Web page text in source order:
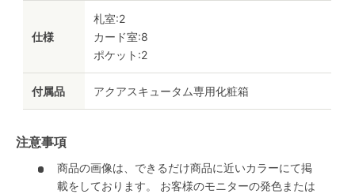
仕様
札室:2
カード室:8
ポケット:2
付属品 アクアスキュータム専用化粧箱
注意事項
商品の画像は、できるだけ商品に近いカラーにて掲
載をしております。 お客様のモニターの発色または